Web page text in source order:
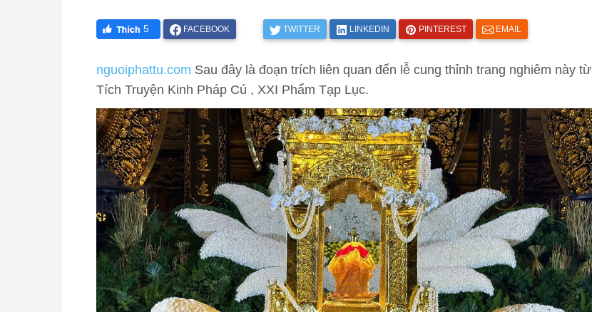
5 FACEBOOK TWITTER LINKEDIN PINTEREST EMAIL
nguoiphattu.com Sau đây là đoạn trích liên quan đến lễ cung thỉnh trang nghiêm này từ
Tích Truyện Kinh Pháp Cú , XXI Phẩm Tạp Lục.